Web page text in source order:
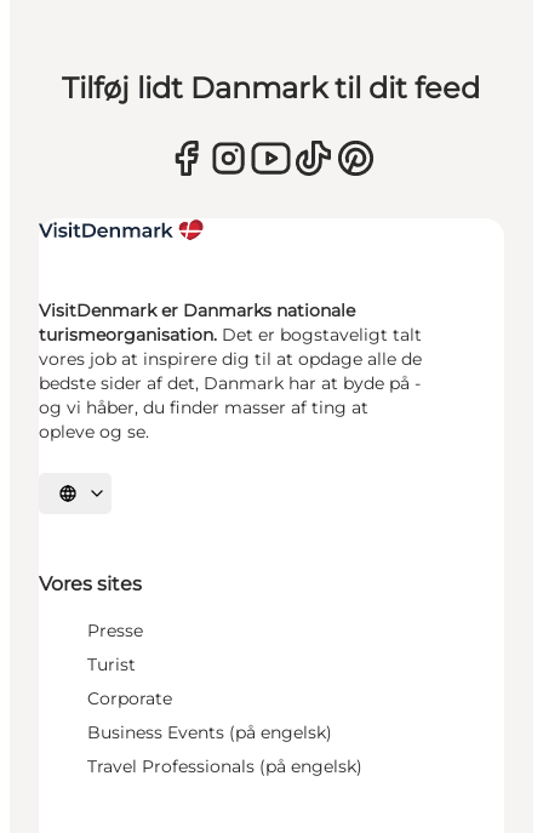
Tilføj lidt Danmark til dit feed
VisitDenmark er Danmarks nationale
turismeorganisation. Det er bogstaveligt talt
vores job at inspirere dig til at opdage alle de
bedste sider af det, Danmark har at byde på -
og vi håber, du finder masser af ting at
opleve og se.
Vælg sprog
Vores sites
Presse
Turist
Corporate
Business Events (på engelsk)
Travel Professionals (på engelsk)